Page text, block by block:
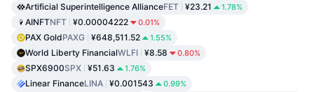
Artificial Superintelligence AllianceFET ¥23.21 1.78%
AINFTNFT ¥0.00004222 0.01%
PAX GoldPAXG ¥648,511.52 1.55%
World Liberty FinancialWLFI ¥8.58 0.80%
SPX6900SPX ¥51.63 1.76%
Linear FinanceLINA ¥0.001543 0.99%